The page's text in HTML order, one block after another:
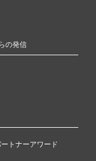
の発信
トナーアワード